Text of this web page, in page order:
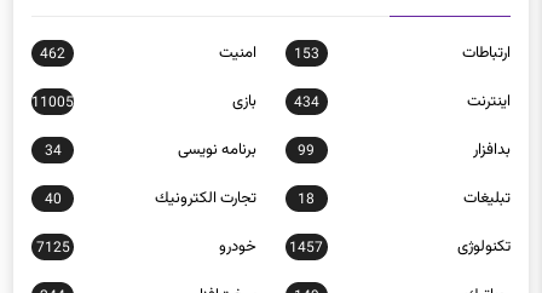
ارتباطات
اينترنت 434 بازی 11005
بدافزار 99 برنامه نويسی 34
تبلیغات 18 تجارت الكترونيك 40
تکنولوژی 1457 خودرو 7125
روباتيك 149 سخت‌افزار 244